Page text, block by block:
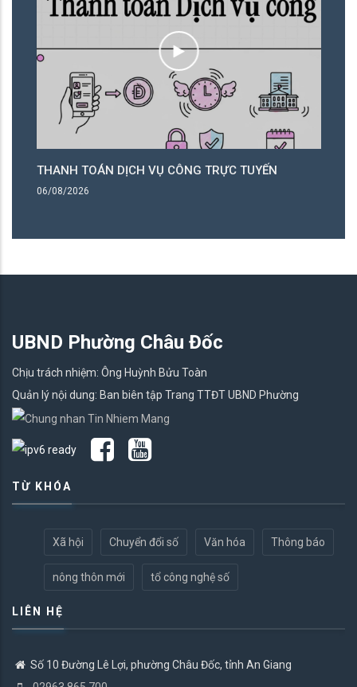
THANH TOÁN DỊCH VỤ CÔNG TRỰC TUYẾN
06/08/2026
UBND Phường Châu Đốc
Chịu trách nhiệm: Ông Huỳnh Bửu Toàn
Quản lý nội dung: Ban biên tập Trang TTĐT UBND Phường
TỪ KHÓA
Xã hội Chuyển đổi số Văn hóa Thông báo
nông thôn mới tổ công nghệ số
LIÊN HỆ
Số 10 Đường Lê Lợi, phường Châu Đốc, tỉnh An Giang